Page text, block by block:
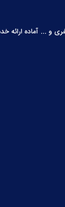
و ... آماده ارائه